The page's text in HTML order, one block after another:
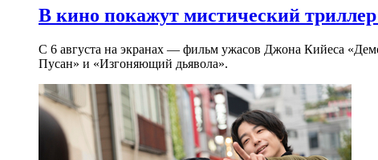
В кино покажут мистический
С 6 августа на экранах — фильм ужасов Джона Кийеса
Пусан» и «Изгоняющий дьявола».